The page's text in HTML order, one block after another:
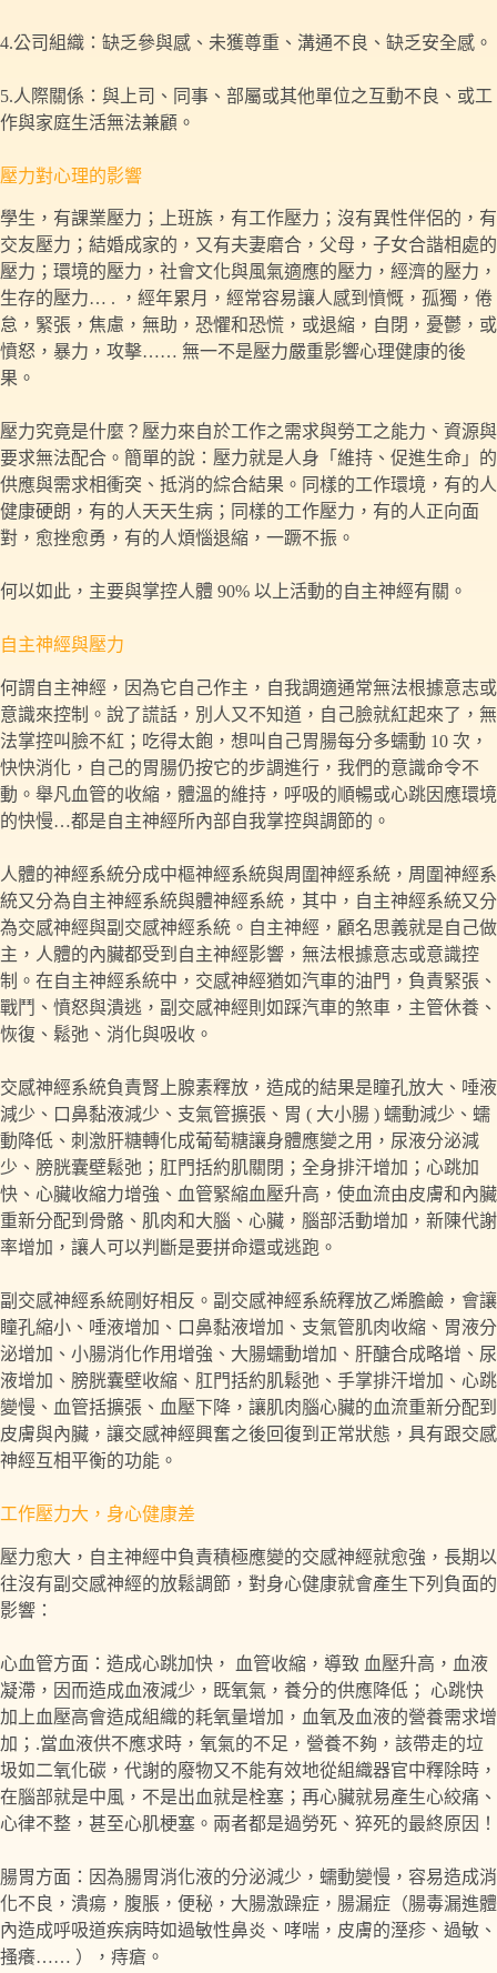
4.公司組織：缺乏參與感、未獲尊重、溝通不良、缺乏安全感。
5.人際關係：與上司、同事、部屬或其他單位之互動不良、或工
作與家庭生活無法兼顧。
壓力對心理的影響
學生，有課業壓力；上班族，有工作壓力；沒有異性伴侶的，有
交友壓力；結婚成家的，又有夫妻磨合，父母，子女合諧相處的
壓力；環境的壓力，社會文化與風氣適應的壓力，經濟的壓力，
生存的壓力… . ，經年累月，經常容易讓人感到憤慨，孤獨，倦
怠，緊張，焦慮，無助，恐懼和恐慌，或退縮，自閉，憂鬱，或
憤怒，暴力，攻擊…… 無一不是壓力嚴重影響心理健康的後
果。
壓力究竟是什麼？壓力來自於工作之需求與勞工之能力、資源與
要求無法配合。簡單的說：壓力就是人身「維持、促進生命」的
供應與需求相衝突、抵消的綜合結果。同樣的工作環境，有的人
健康硬朗，有的人天天生病；同樣的工作壓力，有的人正向面
對，愈挫愈勇，有的人煩惱退縮，一蹶不振。
何以如此，主要與掌控人體 90% 以上活動的自主神經有關。
自主神經與壓力
何謂自主神經，因為它自己作主，自我調適通常無法根據意志或
意識來控制。說了謊話，別人又不知道，自己臉就紅起來了，無
法掌控叫臉不紅；吃得太飽，想叫自己胃腸每分多蠕動 10 次，
快快消化，自己的胃腸仍按它的步調進行，我們的意識命令不
動。舉凡血管的收縮，體溫的維持，呼吸的順暢或心跳因應環境
的快慢…都是自主神經所內部自我掌控與調節的。
人體的神經系統分成中樞神經系統與周圍神經系統，周圍神經系
統又分為自主神經系統與體神經系統，其中，自主神經系統又分
為交感神經與副交感神經系統。自主神經，顧名思義就是自己做
主，人體的內臟都受到自主神經影響，無法根據意志或意識控
制。在自主神經系統中，交感神經猶如汽車的油門，負責緊張、
戰鬥、憤怒與潰逃，副交感神經則如踩汽車的煞車，主管休養、
恢復、鬆弛、消化與吸收。
交感神經系統負責腎上腺素釋放，造成的結果是瞳孔放大、唾液
減少、口鼻黏液減少、支氣管擴張、胃 ( 大小腸 ) 蠕動減少、蠕
動降低、刺激肝糖轉化成葡萄糖讓身體應變之用，尿液分泌減
少、膀胱囊壁鬆弛；肛門括約肌關閉；全身排汗增加；心跳加
快、心臟收縮力增強、血管緊縮血壓升高，使血流由皮膚和內臟
重新分配到骨骼、肌肉和大腦、心臟，腦部活動增加，新陳代謝
率增加，讓人可以判斷是要拼命還或逃跑。
副交感神經系統剛好相反。副交感神經系統釋放乙烯膽鹼，會讓
瞳孔縮小、唾液增加、口鼻黏液增加、支氣管肌肉收縮、胃液分
泌增加、小腸消化作用增強、大腸蠕動增加、肝醣合成略增、尿
液增加、膀胱囊壁收縮、肛門括約肌鬆弛、手掌排汗增加、心跳
變慢、血管括擴張、血壓下降，讓肌肉腦心臟的血流重新分配到
皮膚與內臟，讓交感神經興奮之後回復到正常狀態，具有跟交感
神經互相平衡的功能。
工作壓力大，身心健康差
壓力愈大，自主神經中負責積極應變的交感神經就愈強，長期以
往沒有副交感神經的放鬆調節，對身心健康就會產生下列負面的
影響：
心血管方面：造成心跳加快， 血管收縮，導致 血壓升高，血液
凝滯，因而造成血液減少，既氧氣，養分的供應降低； 心跳快
加上血壓高會造成組織的耗氧量增加，血氧及血液的營養需求增
加；.當血液供不應求時，氧氣的不足，營養不夠，該帶走的垃
圾如二氧化碳，代謝的廢物又不能有效地從組織器官中釋除時，
在腦部就是中風，不是出血就是栓塞；再心臟就易產生心絞痛、
心律不整，甚至心肌梗塞。兩者都是過勞死、猝死的最終原因！
腸胃方面：因為腸胃消化液的分泌減少，蠕動變慢，容易造成消
化不良，潰瘍，腹脹，便秘，大腸激躁症，腸漏症（腸毒漏進體
內造成呼吸道疾病時如過敏性鼻炎、哮喘，皮膚的溼疹、過敏、
搔癢…… ），痔瘡。